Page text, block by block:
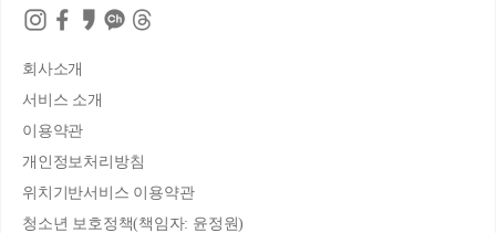
회사소개
서비스 소개
이용약관
개인정보처리방침
위치기반서비스 이용약관
청소년 보호정책(책임자: 윤정원)